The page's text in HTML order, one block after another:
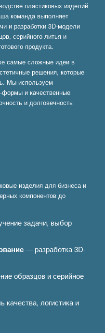
пластиковых изделий
команда выполняет
и разработки 3D-модели
серийного литья и
продукта.
самые сложные идеи в
решения, которые
Мы используем
формы и качественные
и долговечность
изделия для бизнеса и
компонентов до
задачи, выбор
— разработка 3D-
образцов и серийное
логистика и